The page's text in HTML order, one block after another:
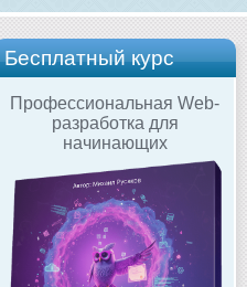
Бесплатный курс
Профессиональная Web-
разработка для
начинающих